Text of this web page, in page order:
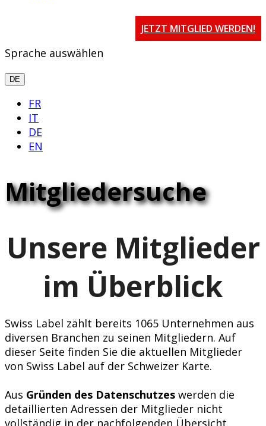
JETZT MITGLIED WERDEN!
Sprache auswählen
DE
FR
IT
DE
EN
Mitgliedersuche
Unsere Mitglieder
im Überblick
Swiss Label zählt bereits 1065 Unternehmen aus
diversen Branchen zu seinen Mitgliedern. Auf
dieser Seite finden Sie die aktuellen Mitglieder
von Swiss Label auf der Schweizer Karte.
Aus Gründen des Datenschutzes werden die
detaillierten Adressen der Mitglieder nicht